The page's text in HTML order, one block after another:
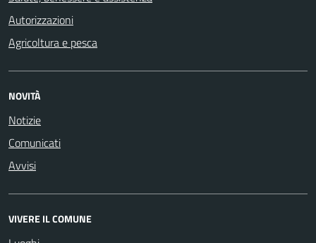
Autorizzazioni
Agricoltura e pesca
NOVITÀ
Notizie
Comunicati
Avvisi
VIVERE IL COMUNE